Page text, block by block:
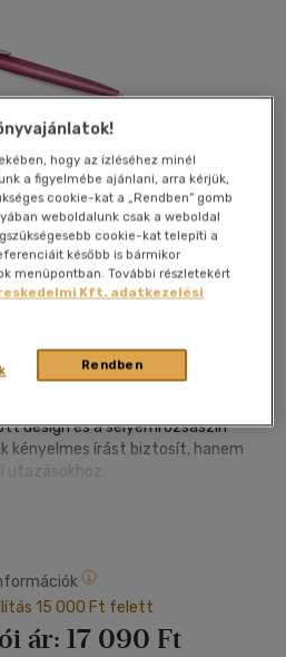
adom Megosztom
Önt egy 4 állomásból álló
második kiadása a tokiói
design és a selyemrózsaszín
kényelmes írást biztosít, hanem
utazásokhoz.
15 000 Ft felett
ár: 17 090 Ft
hogy az ízléséhez minél
a figyelmébe ajánlani, arra kérjük,
cookie-kat a „Rendben” gomb
weboldalunk csak a weboldal
cookie-kat telepíti a
később is bármikor
menüpontban. További részletekért
Kft. adatkezelési
Rendben